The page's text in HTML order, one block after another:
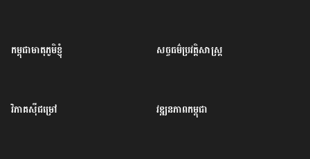
កម្ពុជាមាតុភូមិខ្ញុំ សច្ចធម៌ប្រវត្តិសាស្ត្រ
វិភាគសុីជម្រៅ វឌ្ឍនភាពកម្ពុជា